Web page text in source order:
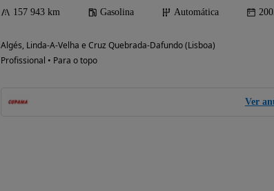
157 943 km Gasolina Automática
Algés, Linda-A-Velha e Cruz Quebrada-Dafundo (Lisboa)
Profissional • Para o topo
Ver